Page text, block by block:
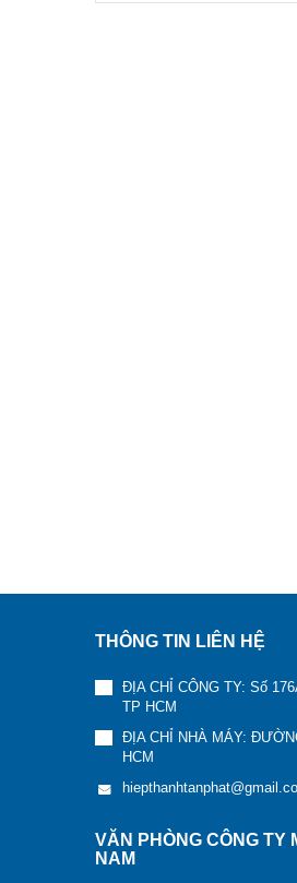
THÔNG TIN LIÊN HỆ
ĐỊA CHỈ CÔNG TY: Số
TP HCM
ĐỊA CHỈ NHÀ MÁY:
HCM
VĂN PHÒNG CÔNG TY
NAM